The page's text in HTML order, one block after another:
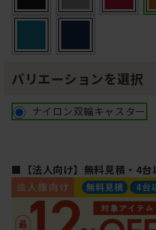
バリエーションを選択
ナイロン双輪キャスター
■【法人向け】無料見積・4台